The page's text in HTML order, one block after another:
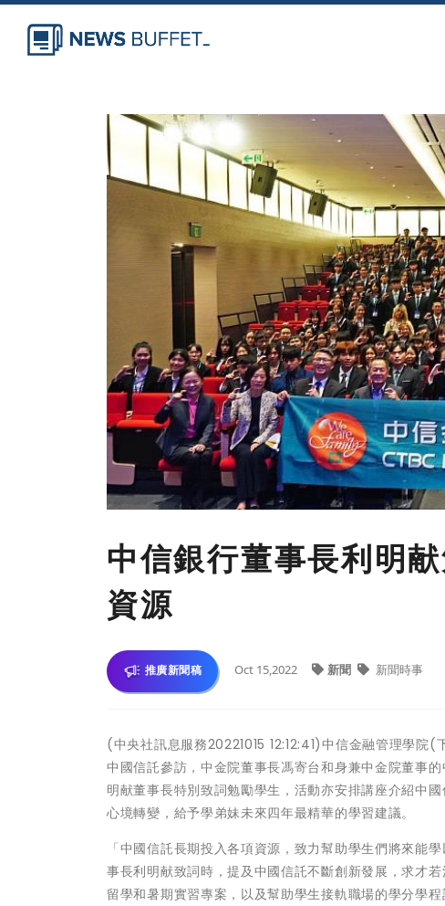
中信銀行董事長利明
資源
推廣新聞稿 Oct 15,2022 新聞 新聞時事
(中央社訊息服務20221015 12:12:41)中信金融管理學院
中國信託參訪，中金院董事長馮寄台和身兼中金院董事
明献董事長特別致詞勉勵學生，活動亦安排講座介紹中
心境轉變，給予學弟妹未來四年最精華的學習建議。
「中國信託長期投入各項資源，致力幫助學生們將來能
事長利明献致詞時，提及中國信託不斷創新發展，求才
留學和暑期實習專案，以及幫助學生接軌職場的學分學